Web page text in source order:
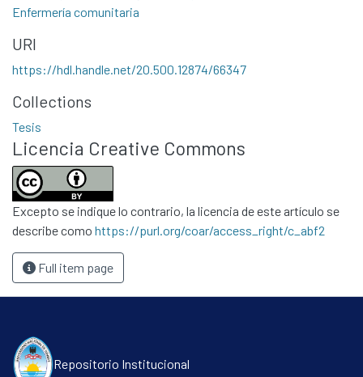
Statistics
Enfermería comunitaria
URI
https://hdl.handle.net/20.500.12874/66347
Collections
Tesis
Licencia Creative Commons
Excepto se indique lo contrario, la licencia de este artículo se
describe como https://purl.org/coar/access_right/c_abf2
Full item page
Repositorio Institucional